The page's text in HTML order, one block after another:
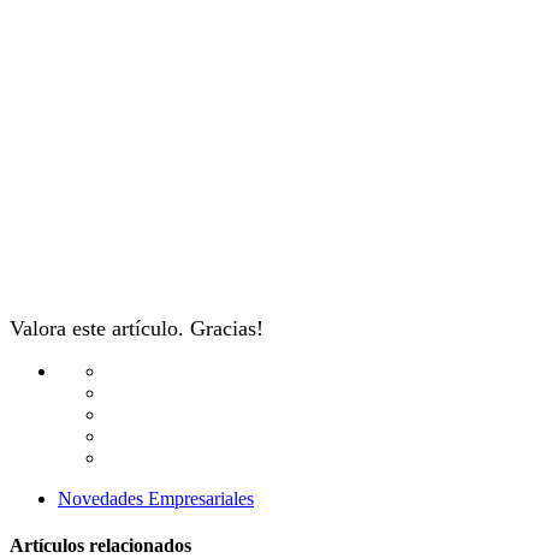
Valora este artículo. Gracias!
Novedades Empresariales
Artículos relacionados